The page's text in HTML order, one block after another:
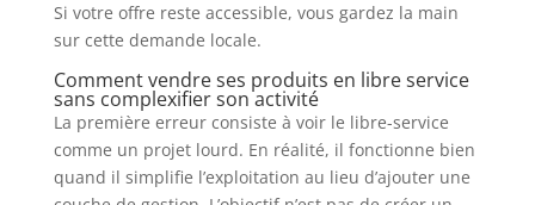
Si votre offre reste accessible, vous gardez la main
sur cette demande locale.
Comment vendre ses produits en libre service
sans complexifier son activité
La première erreur consiste à voir le libre-service
comme un projet lourd. En réalité, il fonctionne bien
quand il simplifie l’exploitation au lieu d’ajouter une